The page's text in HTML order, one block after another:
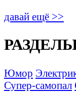
давай ещё >>
Юмор
Супер-самопал